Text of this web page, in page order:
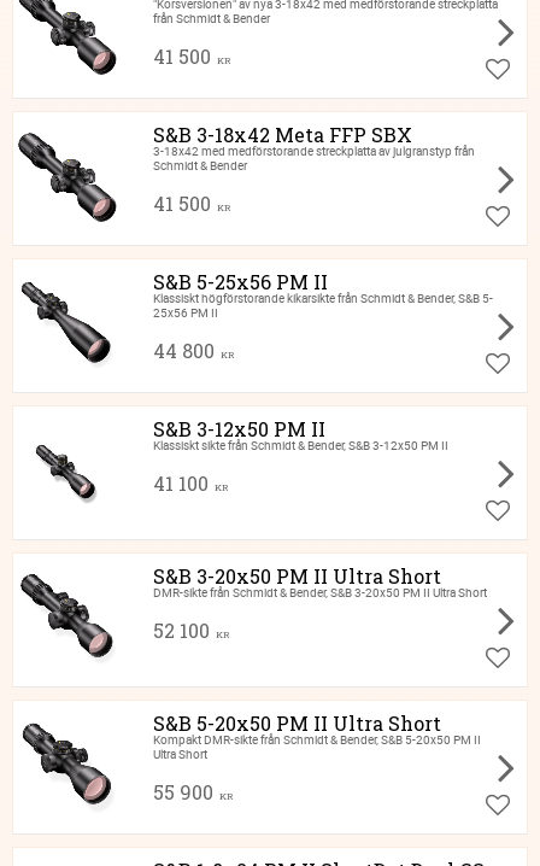
"Korsversionen" av nya 3-18x42 med medförstorande streckplatta
från Schmidt & Bender
41 500 KR
Lägg
S&B 3-18x42 Meta FFP SBX
3-18x42 med medförstorande streckplatta av julgranstyp från
Schmidt & Bender
41 500 KR
Lägg
S&B 5-25x56 PM II
Klassiskt högförstorande kikarsikte från Schmidt & Bender, S&B 5-
25x56 PM II
44 800 KR
Lägg
S&B 3-12x50 PM II
Klassiskt sikte från Schmidt & Bender, S&B 3-12x50 PM II
41 100 KR
Lägg
S&B 3-20x50 PM II Ultra Short
DMR-sikte från Schmidt & Bender, S&B 3-20x50 PM II Ultra Short
52 100 KR
Lägg
S&B 5-20x50 PM II Ultra Short
Kompakt DMR-sikte från Schmidt & Bender, S&B 5-20x50 PM II
Ultra Short
55 900 KR
Lägg